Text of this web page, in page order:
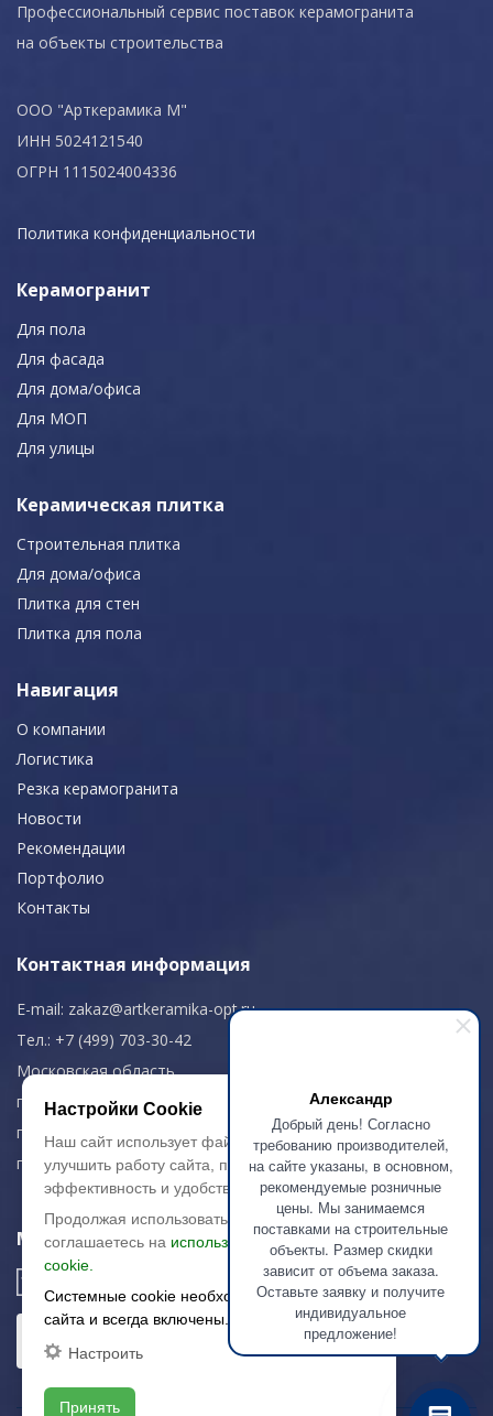
Александр
Добрый день! Согласно
требованию производителей,
на сайте указаны, в основном,
рекомендуемые розничные
цены. Мы занимаемся
поставками на строительные
объекты. Размер скидки
зависит от объема заказа.
Оставьте заявку и получите
индивидуальное
предложение!
Профессиональный сервис поставок керамогранита
на объекты строительства
ООО "Арткерамика М"
ИНН 5024121540
ОГРН 1115024004336
Политика конфиденциальности
Керамогранит
Для пола
Для фасада
Для дома/офиса
Для МОП
Для улицы
Керамическая плитка
Строительная плитка
Для дома/офиса
Плитка для стен
Плитка для пола
Навигация
О компании
Логистика
Резка керамогранита
Новости
Рекомендации
Портфолио
Контакты
Контактная информация
E-mail: zakaz@artkeramika-opt.ru
Тел.: +7 (499) 703-30-42
Московская область,
г. Красногорск
пн-чт: 09.00-18.00
пт: 09.00-17.00
Мы в соц. сетях
Настройки Cookie
Наш сайт использует файлы cookie, чтобы
улучшить работу сайта, повысить его
эффективность и удобство.
Продолжая использовать сайт, вы
соглашаетесь на использование файлов
cookie.
Системные cookie необходимы для работы
сайта и всегда включены.
Настроить
Принять